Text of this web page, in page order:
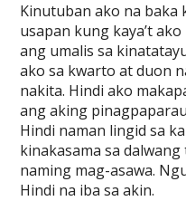
Kinutuban ako na baka
usapan kung kaya’t
ang umalis sa
ako sa kwarto at duon
nakita. Hindi ako
ang aking
Hindi naman lingid sa
kinakasama sa
naming mag-asawa.
Hindi na iba sa akin.